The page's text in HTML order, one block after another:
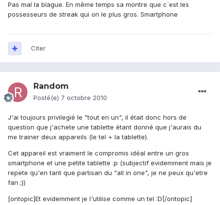
Pas mal la blague. En même temps sa montre que c`est les
possesseurs de streak qui on le plus gros. Smartphone
Citer
Random
Posté(e) 7 octobre 2010
J'ai toujours privilegié le "tout en un", il était donc hors de
question que j'achete une tablette étant donné que j'aurais du
me trainer deux appareils (le tel + la tablette).
Cet appareil est vraiment le compromis idéal entre un gros
smartphone et une petite tablette :p (subjectif evidemment mais je
repete qu'en tant que partisan du "all in one", je ne peux qu'etre
fan ;))
[ontopic]Et evidemment je l'utilise comme un tel :D[/ontopic]